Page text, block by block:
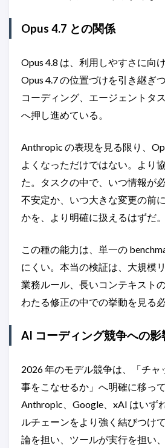
Opus 4.7 との関係
Opus 4.8 は、利用しやすさに向
Opus 4.7 の位置づけを引き継ぎ
コーディング、エージェントタ
へ押し進めている。
Anthropic の表現を見る限り、
よくなっただけではない。より
た。タスクの中で、いつ情報が
不安定か、いつ大きな変更の前
かを、より明確に扱えるはずだ。
この種の能力は、単一の
にくい。本当の検証は、大規模
業務ルール、長いコンテキスト
わたる修正の中での挙動を見る必
AI コーディング競争への影
2026 年のモデル競争は、「チ
事をこなせるか」へ明確に移っ
Anthropic、Google、xAI はいず
ルチェーンをより強く結びつけ
論を担い、ツールが実行を担い